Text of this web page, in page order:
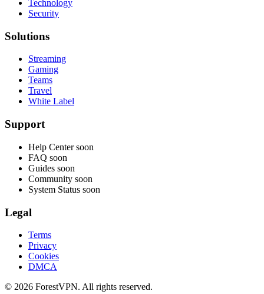
Technology
Security
Solutions
Streaming
Gaming
Teams
Travel
White Label
Support
Help Center soon
FAQ soon
Guides soon
Community soon
System Status soon
Legal
Terms
Privacy
Cookies
DMCA
© 2026 ForestVPN. All rights reserved.